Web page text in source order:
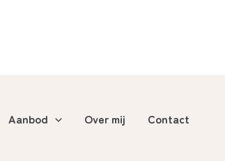
Aanbod Over mij Contact